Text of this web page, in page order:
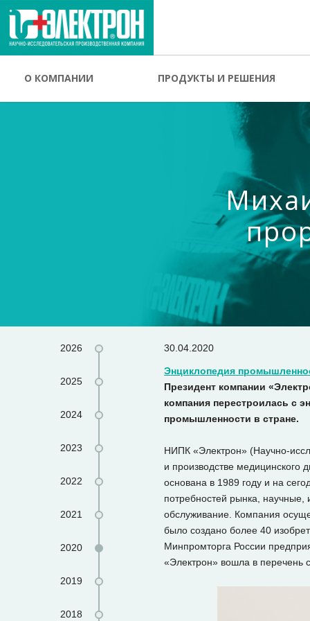
О КОМПАНИИ ПРОДУКТЫ И РЕШЕНИЯ
2026
2025
2024
2023
2022
2021
2020
2019
2018
30.04.2020
Энциклопедия
Президент компании
компания перестроилась с
промышленности в стране.
НИПК «Электрон» (Научно-
и производстве медицинского
основана в 1989 году и на
потребностей рынка, научные,
обслуживание. Компания
было создано более 40
Минпромторга России
«Электрон» вошла в перечень